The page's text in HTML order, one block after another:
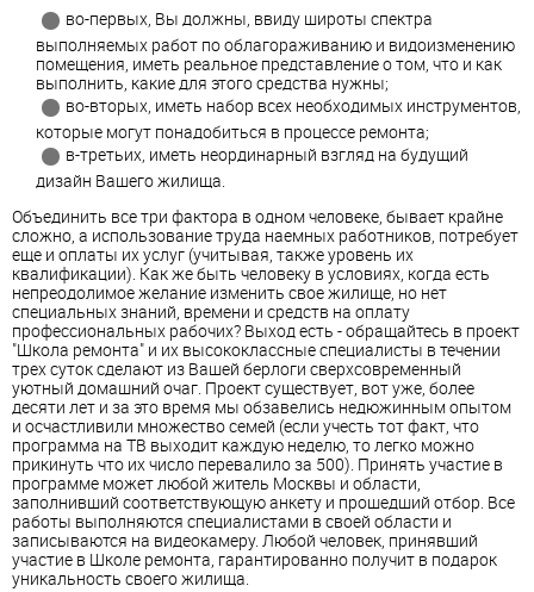
во-первых, Вы должны, ввиду широты спектра
выполняемых работ по облагораживанию и видоизменению
помещения, иметь реальное представление о том, что и как
выполнить, какие для этого средства нужны;
во-вторых, иметь набор всех необходимых инструментов,
которые могут понадобиться в процессе ремонта;
в-третьих, иметь неординарный взгляд на будущий
дизайн Вашего жилища.
Объединить все три фактора в одном человеке, бывает крайне
сложно, а использование труда наемных работников, потребует
еще и оплаты их услуг (учитывая, также уровень их
квалификации). Как же быть человеку в условиях, когда есть
непреодолимое желание изменить свое жилище, но нет
специальных знаний, времени и средств на оплату
профессиональных рабочих? Выход есть - обращайтесь в проект
"Школа ремонта" и их высококлассные специалисты в течении
трех суток сделают из Вашей берлоги сверхсовременный
уютный домашний очаг. Проект существует, вот уже, более
десяти лет и за это время мы обзавелись недюжинным опытом
и осчастливили множество семей (если учесть тот факт, что
программа на ТВ выходит каждую неделю, то легко можно
прикинуть что их число перевалило за 500). Принять участие в
программе может любой житель Москвы и области,
заполнивший соответствующую анкету и прошедший отбор. Все
работы выполняются специалистами в своей области и
записываются на видеокамеру. Любой человек, принявший
участие в Школе ремонта, гарантированно получит в подарок
уникальность своего жилища.